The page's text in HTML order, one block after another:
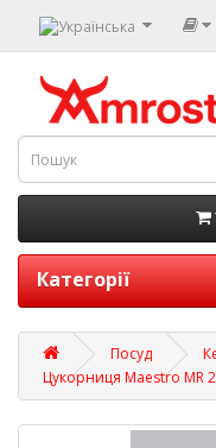
Категорії
Посуд
Цукорниця Maestro MR